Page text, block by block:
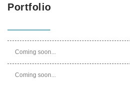
Portfolio
Coming soon...
Coming soon...